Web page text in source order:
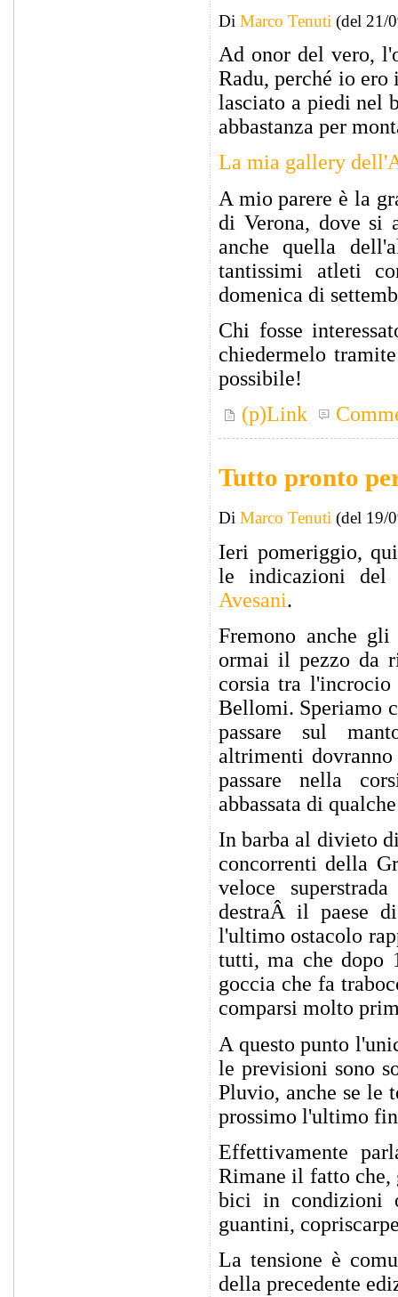
Di Marco Tenuti (del 21/
Ad onor del vero,
Radu, perché io
lasciato a piedi nel
abbastanza per
La mia gallery
A mio parere è la
di Verona, dove si
anche quella
tantissimi atleti
domenica di
Chi fosse
chiedermelo
possibile!
(p)Link
Tutto pronto
Di Marco Tenuti (del 19/
Ieri pomeriggio,
le indicazioni
Avesani.
Fremono anche
ormai il pezzo da
corsia tra
Bellomi. Speriamo
passare sul
altrimenti dovranno
passare nella
abbassata di
In barba al divieto
concorrenti della
veloce
destraÂ il paese
l'ultimo ostacolo
tutti, ma che dopo
goccia che fa
comparsi molto
A questo punto
le previsioni sono
Pluvio, anche se le
prossimo l'ultimo
Effettivamente
Rimane il fatto che,
bici in condizioni
guantini,
La tensione è
della precedente